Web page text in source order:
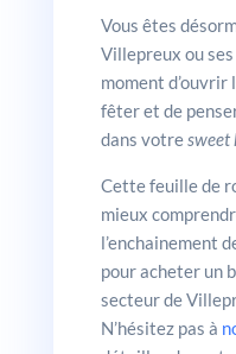
Vous êtes
Villepreux ou ses
moment d’ouvrir
fêter et de
dans votresweet
Cette feuille de
mieux
l’enchainement
pour acheter un
secteur de
N’hésitez pas à